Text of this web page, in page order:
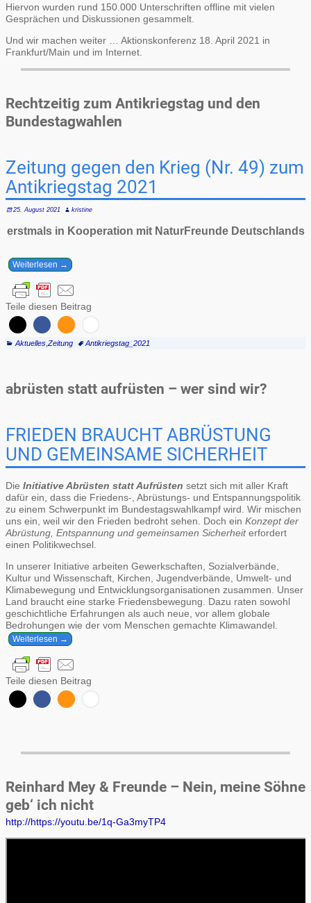
Hiervon wurden rund 150.000 Unterschriften offline mit vielen
Gesprächen und Diskussionen gesammelt.
Und wir machen weiter … Aktionskonferenz 18. April 2021 in
Frankfurt/Main und im Internet.
Rechtzeitig zum Antikriegstag und den
Bundestagwahlen
Zeitung gegen den Krieg (Nr. 49) zum
Antikriegstag 2021
25. August 2021 kristine
erstmals in Kooperation mit NaturFreunde Deutschlands
Weiterlesen →
Teile diesen Beitrag
Aktuelles, Zeitung Antikriegstag_2021
abrüsten statt aufrüsten – wer sind wir?
FRIEDEN BRAUCHT ABRÜSTUNG
UND GEMEINSAME SICHERHEIT
Die Initiative Abrüsten statt Aufrüsten setzt sich mit aller Kraft
dafür ein, dass die Friedens-, Abrüstungs- und Entspannungspolitik
zu einem Schwerpunkt im Bundestagswahlkampf wird. Wir mischen
uns ein, weil wir den Frieden bedroht sehen. Doch ein Konzept der
Abrüstung, Entspannung und gemeinsamen Sicherheiterfordert
einen Politikwechsel.
In unserer Initiative arbeiten Gewerkschaften, Sozialverbände,
Kultur und Wissenschaft, Kirchen, Jugendverbände, Umwelt- und
Klimabewegung und Entwicklungsorganisationen zusammen. Unser
Land braucht eine starke Friedensbewegung. Dazu raten sowohl
geschichtliche Erfahrungen als auch neue, vor allem globale
Bedrohungen wie der vom Menschen gemachte Klimawandel.
Weiterlesen →
Teile diesen Beitrag
Reinhard Mey & Freunde – Nein, meine Söhne
geb‘ ich nicht
http://https://youtu.be/1q-Ga3myTP4